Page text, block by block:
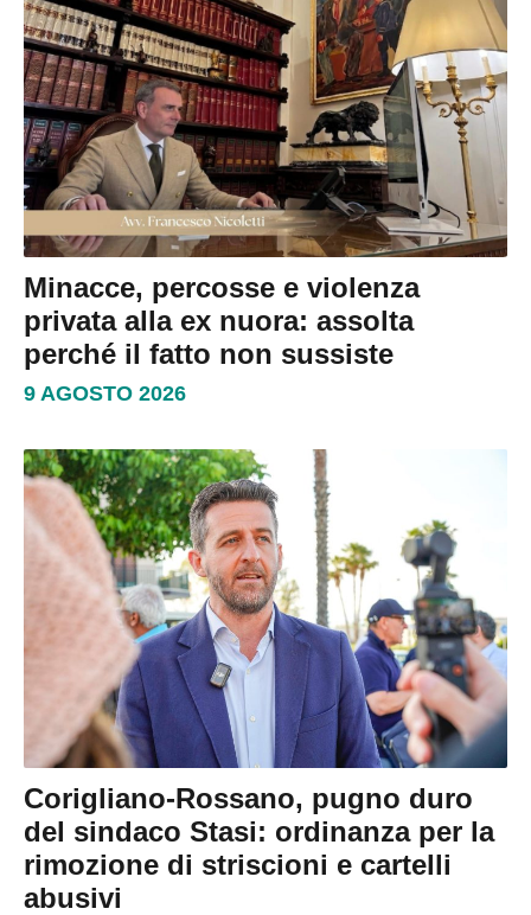
Minacce, percosse e violenza
privata alla ex nuora: assolta
perché il fatto non sussiste
9 AGOSTO 2026
Corigliano-Rossano, pugno duro
del sindaco Stasi: ordinanza per la
rimozione di striscioni e cartelli
abusivi